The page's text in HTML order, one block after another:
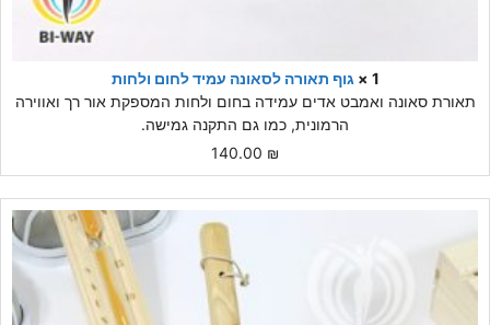
1 ×
גוף תאורה לסאונה עמיד לחום ולחות
תאורת סאונה ואמבט אדים עמידה בחום ולחות המספקת אור רך ואווירה
הרמונית, כמו גם התקנה גמישה.
140.00 ₪